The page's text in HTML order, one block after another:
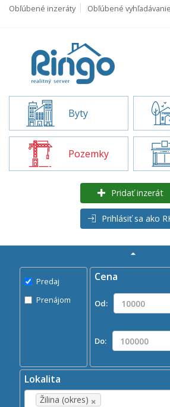
Obľúbené inzeráty Obľúbené vyhľadávanie
Byty
Pozemky
Pridať inzerát
Prihlásiť sa ako
Hľadaj
Predaj
Prenájom
Cena
Od:
Do:
Lokalita
×
Žilina (okres)